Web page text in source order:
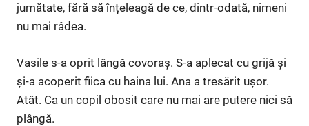
jumătate, fără să înțeleagă de ce, dintr-odată, nimeni
nu mai râdea.
Vasile s-a oprit lângă covoraș. S-a aplecat cu grijă și
și-a acoperit fiica cu haina lui. Ana a tresărit ușor.
Atât. Ca un copil obosit care nu mai are putere nici să
plângă.